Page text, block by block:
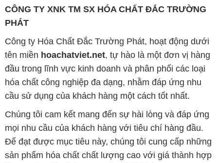
CÔNG TY XNK TM SX HÓA CHẤT ĐẮC TRƯỜNG
PHÁT
Công ty Hóa Chất Đắc Trường Phát, hoạt động dưới
tên miền hoachatviet.net, tự hào là một đơn vị hàng
đầu trong lĩnh vực kinh doanh và phân phối các loại
hóa chất công nghiệp đa dạng, nhằm đáp ứng nhu
cầu sử dụng của khách hàng một cách tốt nhất.
Chúng tôi cam kết mang đến sự hài lòng và đáp ứng
mọi nhu cầu của khách hàng với tiêu chí hàng đầu.
Để đạt được mục tiêu này, chúng tôi cung cấp những
sản phẩm hóa chất chất lượng cao với giá thành hợp